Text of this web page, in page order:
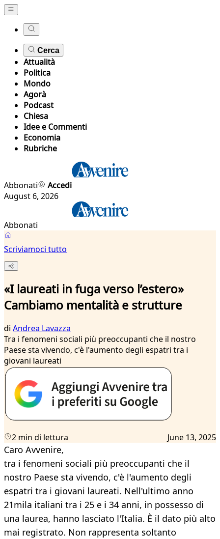
Cerca
Attualità
Politica
Mondo
Agorà
Podcast
Chiesa
Idee e Commenti
Economia
Rubriche
Abbonati
Accedi
August 6, 2026
Abbonati
Scriviamoci tutto
«I laureati in fuga verso l’estero»
Cambiamo mentalità e strutture
di Andrea Lavazza
Tra i fenomeni sociali più preoccupanti che il nostro
Paese sta vivendo, c'è l'aumento degli espatri tra i
giovani laureati
2 min di lettura June 13, 2025
Caro Avvenire,
tra i fenomeni sociali più preoccupanti che il
nostro Paese sta vivendo, c'è l'aumento degli
espatri tra i giovani laureati. Nell'ultimo anno
21mila italiani tra i 25 e i 34 anni, in possesso di
una laurea, hanno lasciato l'Italia. È il dato più alto
mai registrato. Non rappresenta soltanto